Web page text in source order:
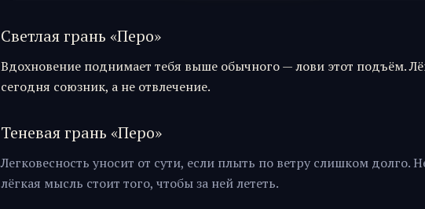
Светлая грань «Перо»
Вдохновение поднимает тебя выше обычного — лови этот подъём.
сегодня союзник, а не отвлечение.
Теневая грань «Перо»
Легковесность уносит от сути, если плыть по ветру слишком долго.
лёгкая мысль стоит того, чтобы за ней лететь.